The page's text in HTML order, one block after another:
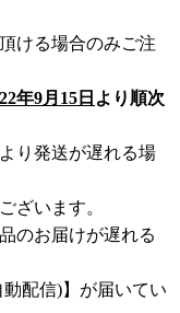
ける場合のみご注
年9月15日 より順次
り発送が遅れる場
ざいます。
のお届けが遅れる
配信)】が届いてい